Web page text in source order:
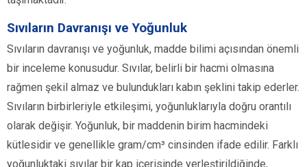
Sıvıların Davranışı ve Yoğunluk
Sıvıların davranışı ve yoğunluk, madde bilimi açısından önemli
bir inceleme konusudur. Sıvılar, belirli bir hacmi olmasına
rağmen şekil almaz ve bulundukları kabın şeklini takip ederler.
Sıvıların birbirleriyle etkileşimi, yoğunluklarıyla doğru orantılı
olarak değişir. Yoğunluk, bir maddenin birim hacmindeki
kütlesidir ve genellikle gram/cm³ cinsinden ifade edilir. Farklı
yoğunluktaki sıvılar bir kap içerisinde yerleştirildiğinde,